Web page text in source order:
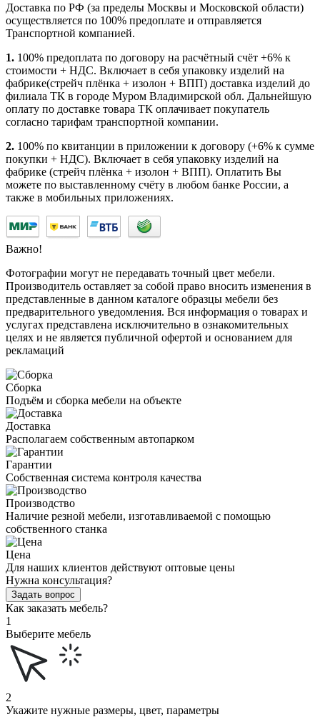
Доставка по РФ (за пределы Москвы и Московской области)
осуществляется по 100% предоплате и отправляется
Транспортной компанией.
1. 100% предоплата по договору на расчётный счёт +6% к
стоимости + НДС. Включает в себя упаковку изделий на
фабрике(стрейч плёнка + изолон + ВПП) доставка изделий до
филиала ТК в городе Муром Владимирской обл. Дальнейшую
оплату по доставке товара ТК оплачивает покупатель
согласно тарифам транспортной компании.
2. 100% по квитанции в приложении к договору (+6% к сумме
покупки + НДС). Включает в себя упаковку изделий на
фабрике (стрейч плёнка + изолон + ВПП). Оплатить Вы
можете по выставленному счёту в любом банке России, а
также в мобильных приложениях.
Важно!
Фотографии могут не передавать точный цвет мебели.
Производитель оставляет за собой право вносить изменения в
представленные в данном каталоге образцы мебели без
предварительного уведомления. Вся информация о товарах и
услугах представлена исключительно в ознакомительных
целях и не является публичной офертой и основанием для
рекламаций
Сборка
Подъём и сборка мебели на объекте
Доставка
Располагаем собственным автопарком
Гарантии
Собственная система контроля качества
Производство
Наличие резной мебели, изготавливаемой с помощью
собственного станка
Цена
Для наших клиентов действуют оптовые цены
Нужна консультация?
Задать вопрос
Как заказать мебель?
1
Выберите мебель
2
Укажите нужные размеры, цвет, параметры